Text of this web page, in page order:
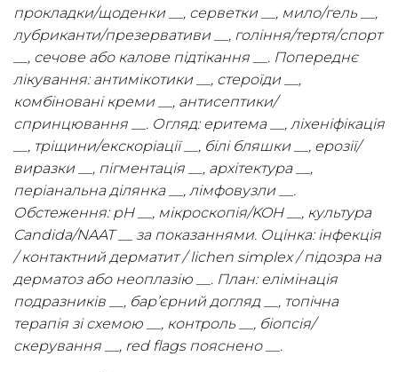
прокладки/щоденки __, серветки __, мило/гель __,
лубриканти/презервативи __, гоління/тертя/спорт
__, сечове або калове підтікання __. Попереднє
лікування: антимікотики __, стероїди __,
комбіновані креми __, антисептики/
спринцювання __. Огляд: еритема __, ліхеніфікація
__, тріщини/екскоріації __, білі бляшки __, ерозії/
виразки __, пігментація __, архітектура __,
періанальна ділянка __, лімфовузли __.
Обстеження: pH __, мікроскопія/KOH __, культура
Candida/NAAT __ за показаннями. Оцінка: інфекція
/ контактний дерматит / lichen simplex / підозра на
дерматоз або неоплазію __. План: елімінація
подразників __, бар’єрний догляд __, топічна
терапія зі схемою __, контроль __, біопсія/
скерування __, red flags пояснено __.